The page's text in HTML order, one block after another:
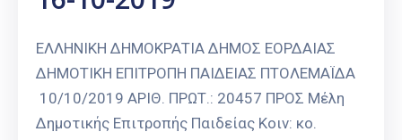
ΕΛΛΗΝΙΚΗ ΔΗΜΟΚΡΑΤΙΑ ΔΗΜΟΣ ΕΟΡΔΑΙΑΣ
ΔΗΜΟΤΙΚΗ ΕΠΙΤΡΟΠΗ ΠΑΙΔΕΙΑΣ ΠΤΟΛΕΜΑΪΔΑ
10/10/2019 ΑΡΙΘ. ΠΡΩΤ.: 20457 ΠΡΟΣ Μέλη
Δημοτικής Επιτροπής Παιδείας Κοιν: κο.